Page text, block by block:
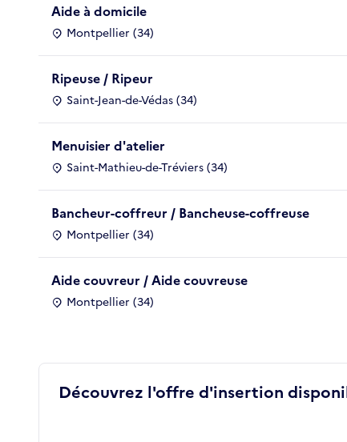
Aide à domicile
Montpellier (34)
Ripeuse / Ripeur
Saint-Jean-de-Védas (34)
Menuisier d'atelier
Saint-Mathieu-de-Tréviers (34)
Bancheur-coffreur / Bancheuse-coffreuse
Montpellier (34)
Aide couvreur / Aide couvreuse
Montpellier (34)
Découvrez l'offre d'insertion